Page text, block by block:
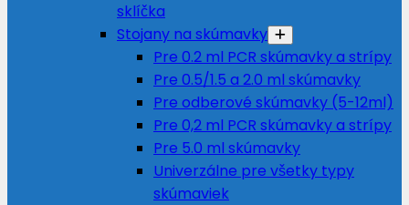
sklíčka
Stojany na skúmavky
Pre 0.2 ml PCR skúmavky a strípy
Pre 0.5/1.5 a 2.0 ml skúmavky
Pre odberové skúmavky (5-12ml)
Pre 0,2 ml PCR skúmavky a strípy
Pre 5.0 ml skúmavky
Univerzálne pre všetky typy
skúmaviek